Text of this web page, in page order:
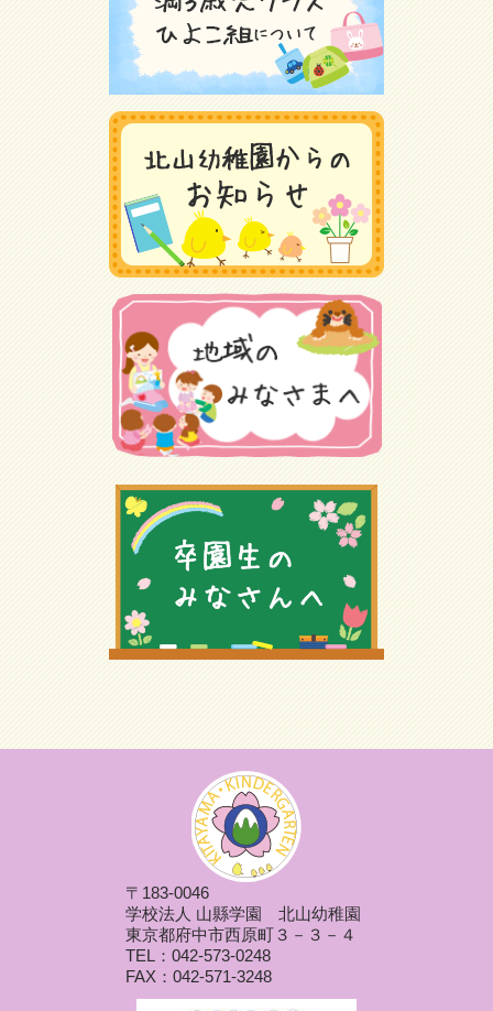
〒183-0046
学校法人 山縣学園 北山幼稚園
東京都府中市西原町３－３－４
TEL：042-573-0248
FAX：042-571-3248